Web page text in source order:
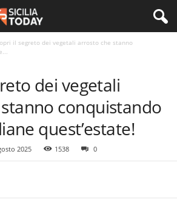
il segreto dei vegetali arrosto che stanno
dei vegetali
conquistando
quest’estate!
2025 1538 0